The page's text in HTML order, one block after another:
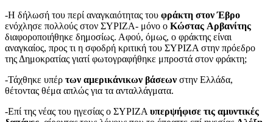
-Η δήλωσή του περί αναγκαιότητας του φράκτη στον Έβρο
ενόχλησε πολλούς στον ΣΥΡΙΖΑ- μόνο ο Κώστας Αρβανίτης
διαφοροποιήθηκε δημοσίως. Αφού, όμως, ο φράκτης είναι
αναγκαίος, προς τι η σφοδρή κριτική του ΣΥΡΙΖΑ στην πρόεδρο
της Δημοκρατίας γιατί φωτογραφήθηκε μπροστά στον φράκτη;
-Τάχθηκε υπέρ των αμερικάνικων βάσεων στην Ελλάδα,
θέτοντας θέμα απλώς για τα ανταλλάγματα.
-Επί της νέας του ηγεσίας ο ΣΥΡΙΖΑ υπερψήφισε τις αμυντικές